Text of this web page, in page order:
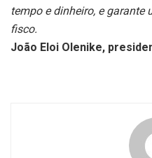
tempo e dinheiro, e
fisco.
João Eloi Olenike,